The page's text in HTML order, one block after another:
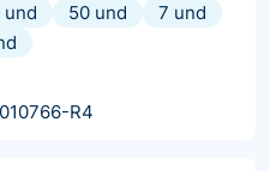
und 50 und
7 und
R4